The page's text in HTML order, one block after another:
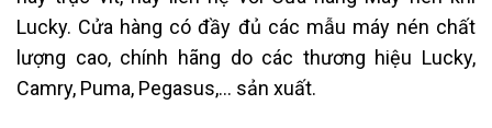
Lucky. Cửa hàng có đầy đủ các mẫu máy nén chất
lượng cao, chính hãng do các thương hiệu Lucky,
Camry, Puma, Pegasus,… sản xuất.